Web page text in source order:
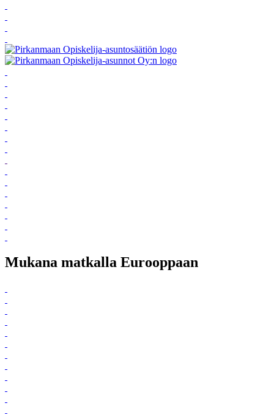
Mukana matkalla Eurooppaan